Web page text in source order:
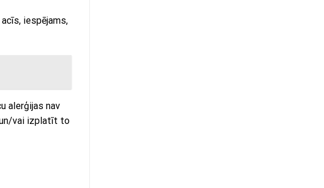
iespējams,
alerģijas nav
vai izplatīt to